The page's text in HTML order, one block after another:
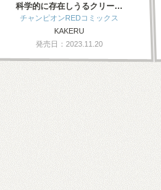
科学的に存在しうるクリー…
チャンピオンREDコミックス
KAKERU
発売日：2023.11.20